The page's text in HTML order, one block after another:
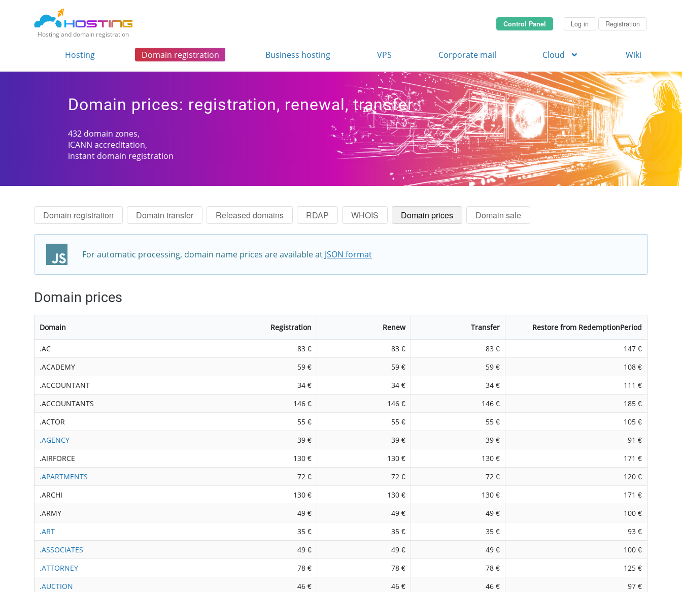
Hosting and domain registration
Control Panel Log in Registration
Hosting Domain registration Business hosting VPS Corporate mail Cloud Wiki
Domain prices: registration, renewal, transfer
432 domain zones,
ICANN accreditation,
instant domain registration
Domain registration Domain transfer Released domains RDAP WHOIS Domain prices Domain sale
For automatic processing, domain name prices are available at JSON format
Domain prices
Domain Registration Renew Transfer Restore from RedemptionPeriod
.AC 83 € 83 € 83 €
147 €
.ACADEMY
59 € 59 € 59 €
108 €
.ACCOUNTANT
34 € 34 € 34 €
111 €
.ACCOUNTANTS
146 € 146 € 146 €
185 €
.ACTOR
55 € 55 € 55 €
105 €
.AGENCY
39 € 39 € 39 €
91 €
.AIRFORCE
130 € 130 € 130 €
171 €
.APARTMENTS
72 € 72 € 72 €
120 €
.ARCHI
130 € 130 € 130 €
171 €
.ARMY
49 € 49 € 49 €
100 €
.ART
35 € 35 € 35 €
93 €
.ASSOCIATES
49 € 49 € 49 €
100 €
.ATTORNEY
78 € 78 € 78 €
125 €
.AUCTION
46 € 46 € 46 €
97 €